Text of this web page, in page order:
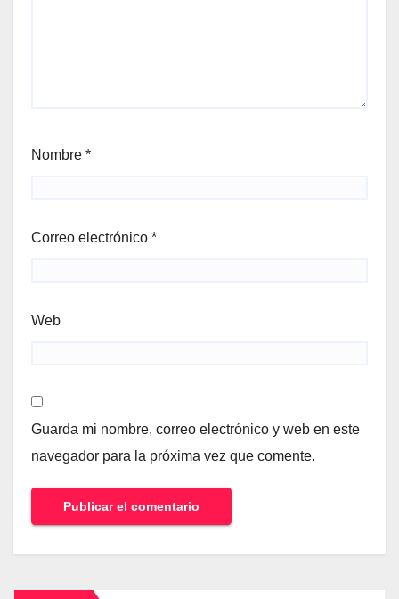
Nombre *
Correo electrónico *
Web
Guarda mi nombre, correo electrónico y web en este
navegador para la próxima vez que comente.